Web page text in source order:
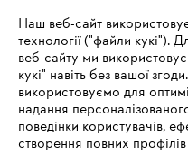
Наш веб-сайт
технології ("файли кукі").
веб-сайту ми
кукі" навіть без вашої
використовуємо для
надання
поведінки користувачів,
створення повних